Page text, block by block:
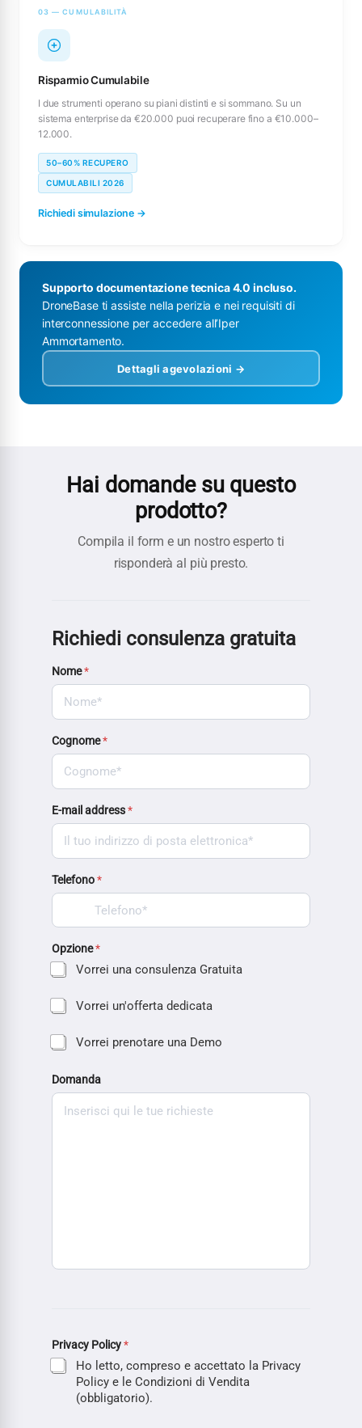
03 — CUMULABILITÀ
Risparmio Cumulabile
I due strumenti operano su piani distinti e si sommano. Su un
sistema enterprise da €20.000 puoi recuperare fino a €10.000–
12.000.
50–60% RECUPERO
CUMULABILI 2026
Richiedi simulazione →
Supporto documentazione tecnica 4.0 incluso.
DroneBase ti assiste nella perizia e nei requisiti di
interconnessione per accedere all’Iper
Ammortamento.
Dettagli agevolazioni →
Hai domande su questo
prodotto?
Compila il form e un nostro esperto ti
risponderà al più presto.
Richiedi consulenza gratuita
Nome*
Cognome*
E-mail address*
Telefono*
Opzione*
Vorrei una consulenza Gratuita
Vorrei un'offerta dedicata
Vorrei prenotare una Demo
Domanda
Privacy Policy*
Ho letto, compreso e accettato la Privacy
Policy e le Condizioni di Vendita
(obbligatorio).